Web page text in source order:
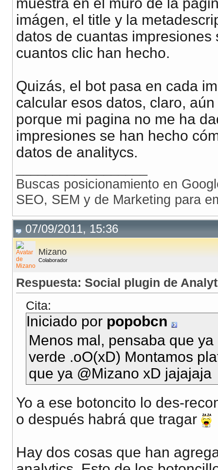
muestra en el muro de la
imágen, el title y la
datos de cuantas
cuantos clic han hecho.
Quizás, el bot pasa en cada
calcular esos datos, claro,
porque mi pagina no me ha
impresiones se han hecho
datos de analitycs.
Buscas posicionamiento en
SEO, SEM y de Marketing para
07/09/2011, 15:36
Mizano
Colaborador
Respuesta: Social plugin de
Cita:
Iniciado por popobcn
Menos mal, pensaba que
verde .oO(xD) Montamos
que ya @Mizano xD jajajaja
Yo a ese botoncito lo des-
o después habrá que tragar
Hay dos cosas que han